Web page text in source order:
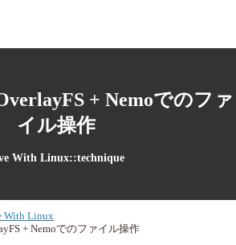
+ Nemoでのファ
イル操作
With Linux::technique
With Linux
+ Nemoでのファイル操作